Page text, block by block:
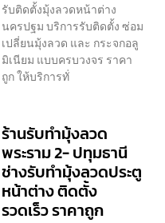
รับติดตั้งมุ้งลวดหน้าต่าง
นครปฐม บริการรับติดตั้ง ซ่อม
เปลี่ยนมุ้งลวด และ กระจกอลู
มิเนียม แบบครบวงจร ราคา
ถูก ให้บริการทั่
ร้านรับทำมุ้งลวด
พระราม 2- ปทุมธานี
ช่างรับทำมุ้งลวดประตู
หน้าต่าง ติดตั้ง
รวดเร็ว ราคาถูก